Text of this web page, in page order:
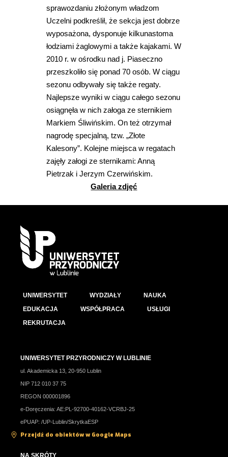
sprawozdaniu złożonym władzom
Uczelni podkreślił, że sekcja jest dobrze
wyposażona, dysponuje kilkunastoma
łodziami żaglowymi a także kajakami. W
2010 r. w ośrodku nad j. Piaseczno
przeszkoliło się ponad 70 osób. W ciągu
sezonu odbywały się także regaty.
Najlepsze wyniki w ciągu całego sezonu
osiągnęła w nich załoga ze sternikiem
Markiem Śliwińskim. On też otrzymał
nagrodę specjalną, tzw. „Złote
Kalesony”. Kolejne miejsca w regatach
zajęły załogi ze sternikami: Anną
Pietrzak i Jerzym Czerwińskim.
Galeria zdjęć
UNIWERSYTET WYDZIAŁY
NAUKA
EDUKACJA
WSPÓŁPRACA
USŁUGI
REKRUTACJA
UNIWERSYTET PRZYRODNICZY W LUBLINIE
ul. Akademicka 13, 20-950 Lublin
NIP 712 010 37 75
REGON 000001896
e-Doręczenia: AE:PL-92700-40162-VCRBJ-25
ePUAP: /UP-Lublin/SkrytkaESP
Przejdź do obiektów w Google Maps